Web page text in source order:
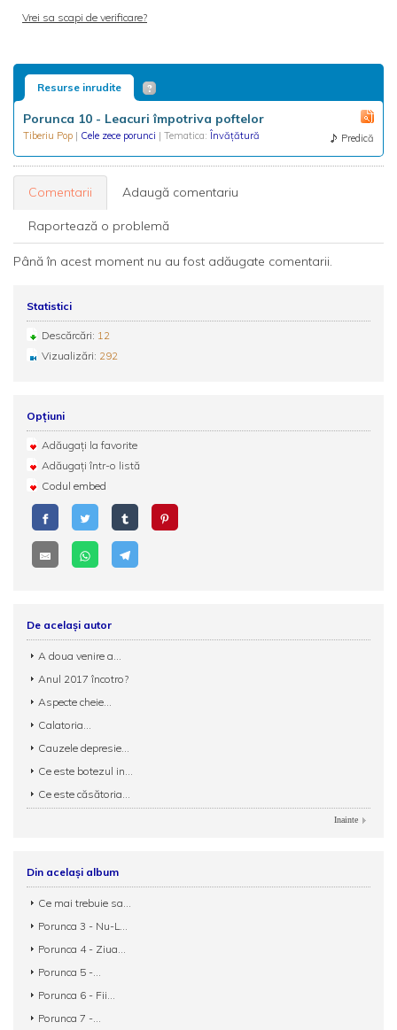
Vrei sa scapi de verificare?
Resurse inrudite
Porunca 10 - Leacuri împotriva poftelor
Tiberiu Pop | Cele zece porunci | Tematica: Învățătură Predică
Comentarii Adaugă comentariu
Raportează o problemă
Până în acest moment nu au fost adăugate comentarii.
Statistici
Descărcări: 12
Vizualizări: 292
Opțiuni
Adăugați la favorite
Adăugați într-o listă
Codul embed
De același autor
A doua venire a...
Anul 2017 încotro?
Aspecte cheie...
Calatoria...
Cauzele depresie...
Ce este botezul in...
Ce este căsătoria...
Inainte
Din același album
Ce mai trebuie sa...
Porunca 3 - Nu-L...
Porunca 4 - Ziua...
Porunca 5 -...
Porunca 6 - Fii...
Porunca 7 -...